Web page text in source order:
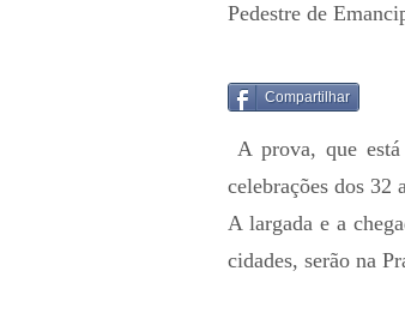
Pedestre de
Compartilhar
A prova, que
celebrações dos
A largada e a
cidades, serão na